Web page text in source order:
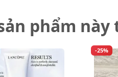
phẩm
-25%